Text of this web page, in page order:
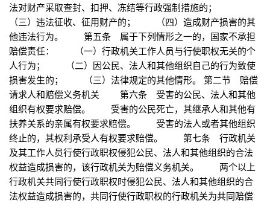
法对财产采取查封、扣押、冻结等行政强制措施的；
（三）违法征收、征用财产的； （四）造成财产损害的其
他违法行为。 第五条 属于下列情形之一的，国家不承担
赔偿责任： （一）行政机关工作人员与行使职权无关的个
人行为； （二）因公民、法人和其他组织自己的行为致使
损害发生的； （三）法律规定的其他情形。 第二节 赔偿
请求人和赔偿义务机关 第六条 受害的公民、法人和其他
组织有权要求赔偿。 受害的公民死亡，其继承人和其他有
扶养关系的亲属有权要求赔偿。 受害的法人或者其他组织
终止的，其权利承受人有权要求赔偿。 第七条 行政机关
及其工作人员行使行政职权侵犯公民、法人和其他组织的合法
权益造成损害的，该行政机关为赔偿义务机关。 两个以上
行政机关共同行使行政职权时侵犯公民、法人和其他组织的合
法权益造成损害的，共同行使行政职权的行政机关为共同赔偿